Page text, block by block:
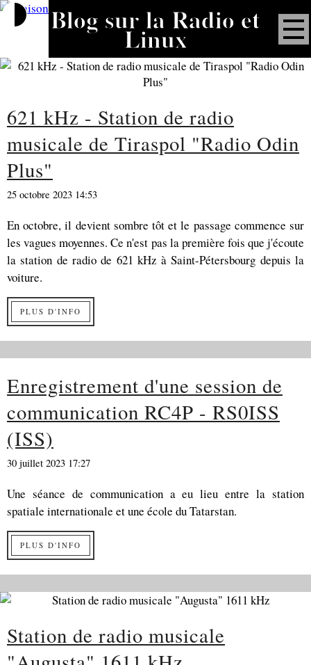
Blog sur la Radio et
Linux
621 kHz - Station de radio
musicale de Tiraspol "Radio Odin
Plus"
25 octobre 2023 14:53
En octobre, il devient sombre tôt et le passage commence sur
les vagues moyennes. Ce n'est pas la première fois que j'écoute
la station de radio de 621 kHz à Saint-Pétersbourg depuis la
voiture.
PLUS D'INFO
Enregistrement d'une session de
communication RC4P - RS0ISS
(ISS)
30 juillet 2023 17:27
Une séance de communication a eu lieu entre la station
spatiale internationale et une école du Tatarstan.
PLUS D'INFO
Station de radio musicale